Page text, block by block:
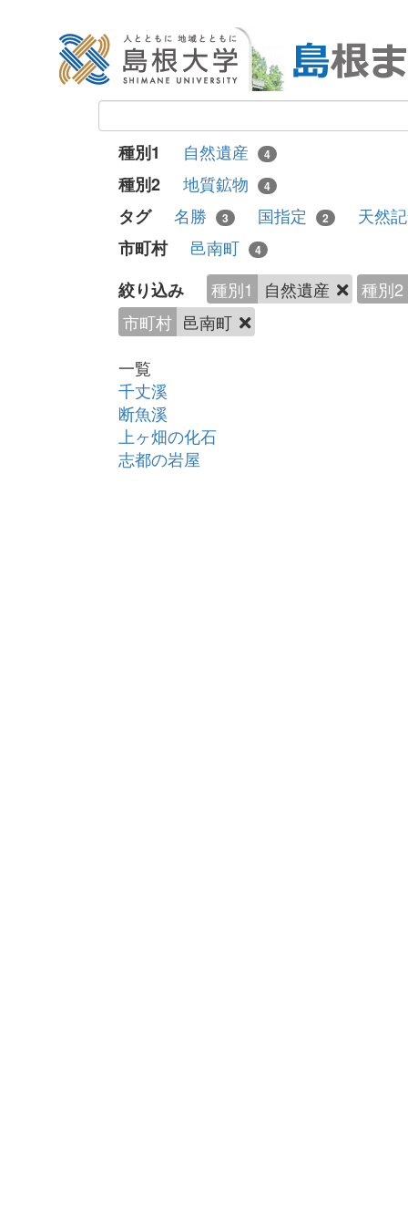
種別1 自然遺産 4
種別2 地質鉱物 4
タグ 名勝 3 国指定 2
天然
市町村
邑南町 4
絞り込み 種別1 自然遺産
種別2
市町村 邑南町
一覧
千丈溪
断魚溪
上ヶ畑の化石
志都の岩屋